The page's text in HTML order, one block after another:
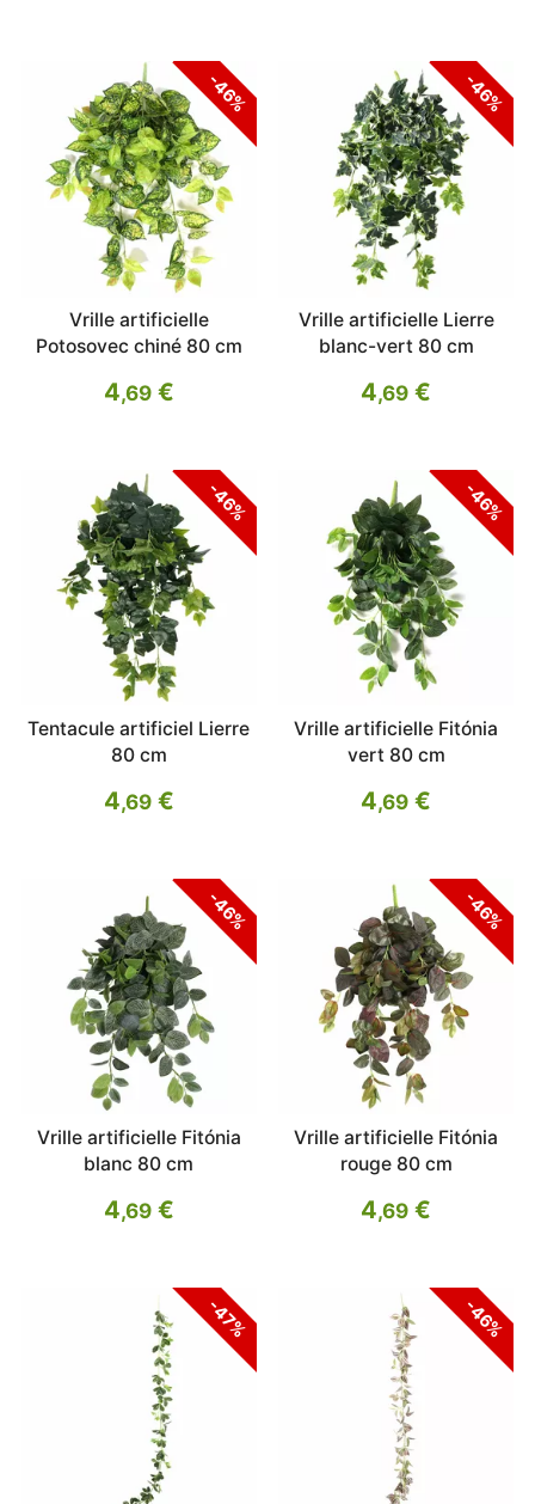
-46%
Vrille artificielle
Potosovec chiné 80 cm
4,69€
-46%
Vrille artificielle Lierre
blanc-vert 80 cm
4,69 €
-46%
Tentacule artificiel Lierre
80 cm
4,69€
-46%
Vrille artificielle Fitónia
vert 80 cm
4,69 €
-46%
Vrille artificielle Fitónia
blanc 80 cm
4,69€
-46%
Vrille artificielle Fitónia
rouge 80 cm
4,69 €
-47% -46%